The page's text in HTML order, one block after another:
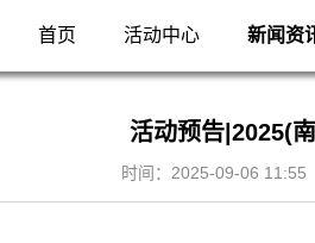
首页 活动中心 新闻资
活动预告|2025(
时间：2025-09-06